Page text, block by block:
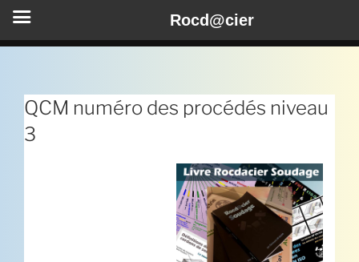
Aller
contenu
principal
QCM numéro des procédés niveau
3
Rocd@cier